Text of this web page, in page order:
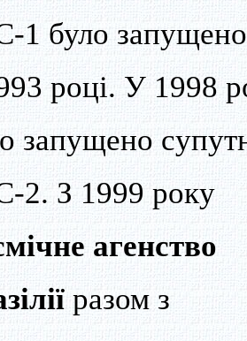
1 було
році. У 1998
запущено
2. З 1999 року
агенство
разом з